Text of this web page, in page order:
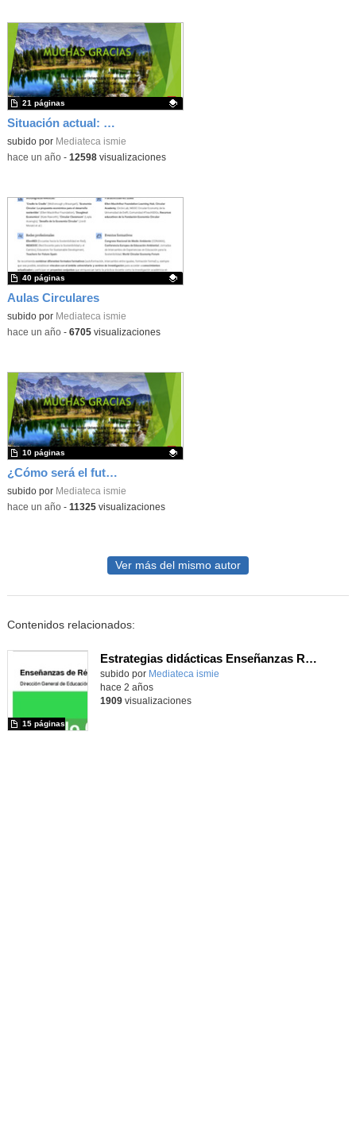
Situación actual: Economía Lineal
Contenido educativo.
subido por Mediateca ismie
21 páginas
-hace un año- 12598visualizaciones
Aulas Circulares
Contenido educativo.
subido por Mediateca ismie
40 páginas
-hace un año- 6705visualizaciones
¿Cómo será el futuro? Retos y oportunidades
Contenido educativo.
subido por Mediateca ismie
10 páginas
-hace un año- 11325visualizaciones
Ver más del mismo autor
Contenidos relacionados:
Estrategias didácticas Enseñanzas Régimen Especial
Contenido educativo.
subido por Mediateca ismie
15 páginas
hace 2 años
1909visualizaciones